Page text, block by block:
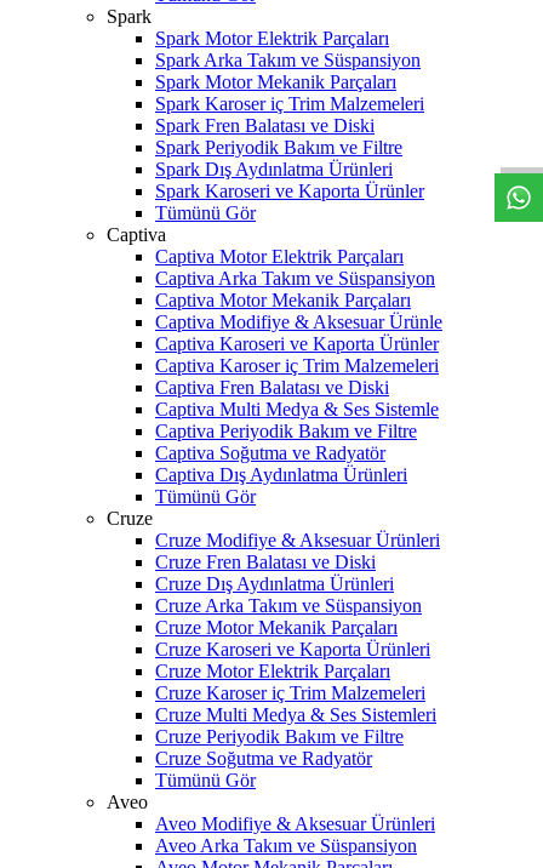
Spark
Spark Motor Elektrik Parçaları
Spark Arka Takım ve Süspansiyon
Spark Motor Mekanik Parçaları
Spark Karoser iç Trim Malzemeleri
Spark Fren Balatası ve Diski
Spark Periyodik Bakım ve Filtre
Spark Dış Aydınlatma Ürünleri
Spark Karoseri ve Kaporta Ürünler
Tümünü Gör
Captiva
Captiva Motor Elektrik Parçaları
Captiva Arka Takım ve Süspansiyon
Captiva Motor Mekanik Parçaları
Captiva Modifiye & Aksesuar Ürünle
Captiva Karoseri ve Kaporta Ürünler
Captiva Karoser iç Trim Malzemeleri
Captiva Fren Balatası ve Diski
Captiva Multi Medya & Ses Sistemle
Captiva Periyodik Bakım ve Filtre
Captiva Soğutma ve Radyatör
Captiva Dış Aydınlatma Ürünleri
Tümünü Gör
Cruze
Cruze Modifiye & Aksesuar Ürünleri
Cruze Fren Balatası ve Diski
Cruze Dış Aydınlatma Ürünleri
Cruze Arka Takım ve Süspansiyon
Cruze Motor Mekanik Parçaları
Cruze Karoseri ve Kaporta Ürünleri
Cruze Motor Elektrik Parçaları
Cruze Karoser iç Trim Malzemeleri
Cruze Multi Medya & Ses Sistemleri
Cruze Periyodik Bakım ve Filtre
Cruze Soğutma ve Radyatör
Tümünü Gör
Aveo
Aveo Modifiye & Aksesuar Ürünleri
Aveo Arka Takım ve Süspansiyon